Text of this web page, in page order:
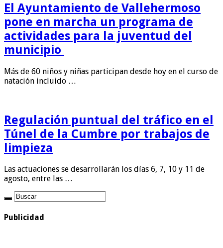
El Ayuntamiento de Vallehermoso
pone en marcha un programa de
actividades para la juventud del
municipio
Más de 60 niños y niñas participan desde hoy en el curso de
natación incluido …
Regulación puntual del tráfico en el
Túnel de la Cumbre por trabajos de
limpieza
Las actuaciones se desarrollarán los días 6, 7, 10 y 11 de
agosto, entre las …
Publicidad